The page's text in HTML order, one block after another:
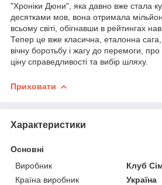
"Хроніки Дюни", яка давно вже стала
десятками мов, вона отримала
всьому світі, обігнавши в рейтингах
Тепер це вже класична, еталонна сага,
вічну боротьбу і жагу до перемоги, про
ціну справедливості та вибір шляху.
Приховати
Характеристики
Основні
Виробник
Клуб
Країна виробник
Україна